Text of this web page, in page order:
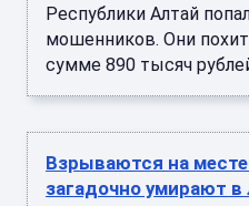
Республики Алтай
мошенников. Они
сумме 890 тысяч
Взрываются на
загадочно умирают